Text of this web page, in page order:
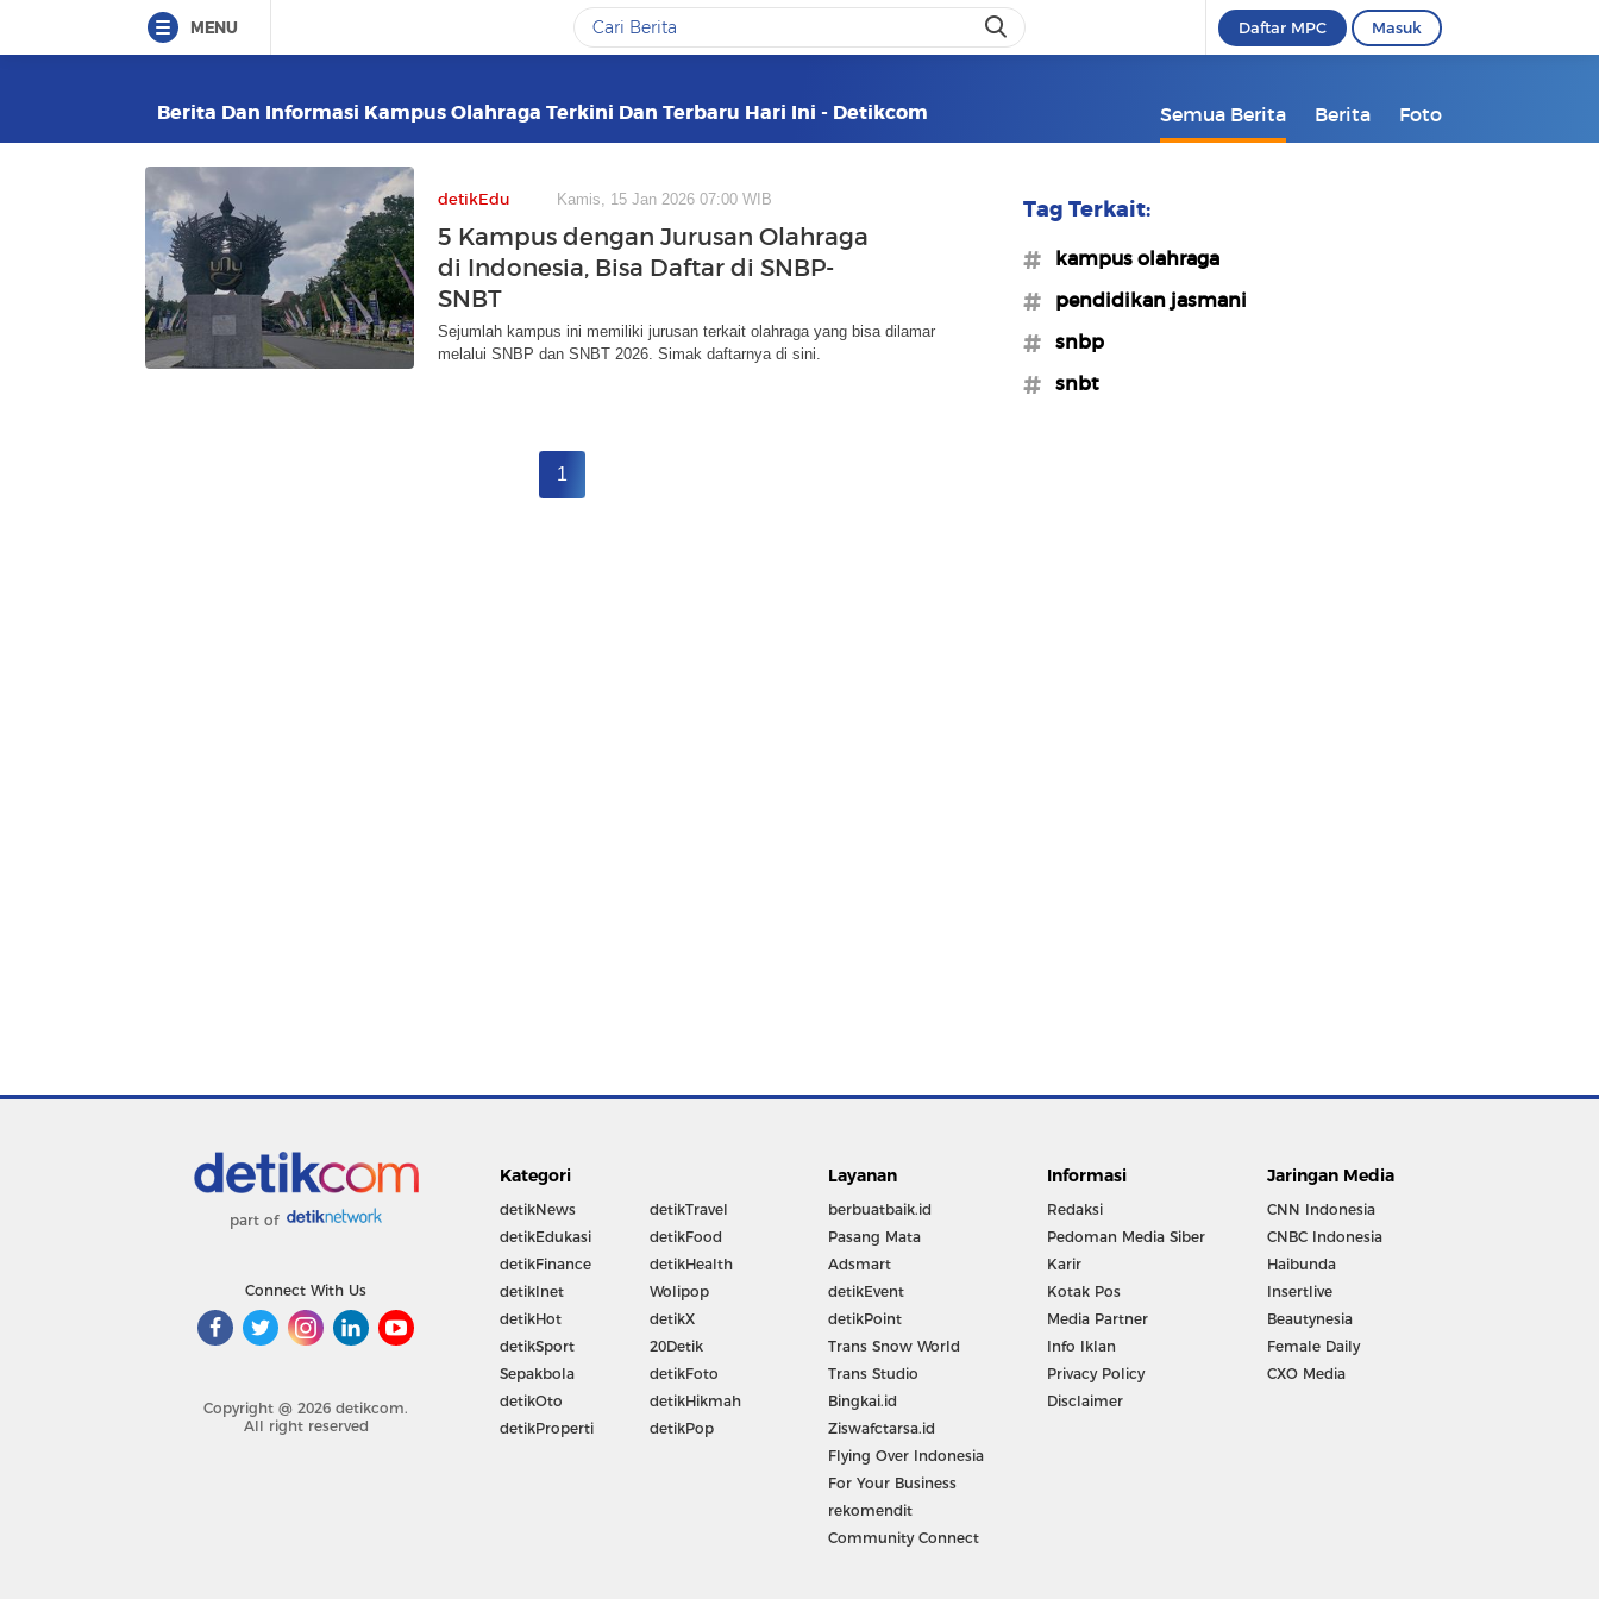
MENU Daftar MPC Masuk
Berita Dan Informasi Kampus Olahraga Terkini Dan Terbaru Hari Ini - Detikcom Semua Berita Berita Foto
detikEdu Kamis, 15 Jan 2026 07:00 WIB
5 Kampus dengan Jurusan Olahraga
di Indonesia, Bisa Daftar di SNBP-
SNBT
Sejumlah kampus ini memiliki jurusan terkait olahraga yang bisa dilamar
melalui SNBP dan SNBT 2026. Simak daftarnya di sini.
1
Tag Terkait:
#kampus olahraga
#pendidikan jasmani
#snbp
#snbt
part of
Connect With Us
Copyright @ 2026 detikcom.
All right reserved
Kategori
detikNews
detikEdukasi
detikFinance
detikInet
detikHot
detikSport
Sepakbola
detikOto
detikProperti
detikTravel
detikFood
detikHealth
Wolipop
detikX
20Detik
detikFoto
detikHikmah
detikPop
Layanan
berbuatbaik.id
Pasang Mata
Adsmart
detikEvent
detikPoint
Trans Snow World
Trans Studio
Bingkai.id
Ziswafctarsa.id
Flying Over Indonesia
For Your Business
rekomendit
Community Connect
Informasi
Redaksi
Pedoman Media Siber
Karir
Kotak Pos
Media Partner
Info Iklan
Privacy Policy
Disclaimer
Jaringan Media
CNN Indonesia
CNBC Indonesia
Haibunda
Insertlive
Beautynesia
Female Daily
CXO Media